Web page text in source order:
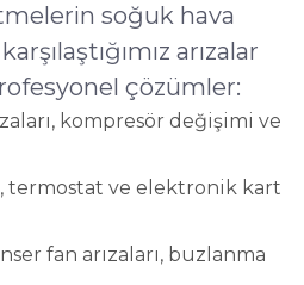
soğuk hava
arızalar
çözümler:
kompresör değişimi ve
termostat ve elektronik kart
fan arızaları, buzlanma